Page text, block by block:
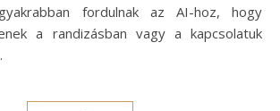
fordulnak az AI-hoz, hogy
a randizásban vagy a kapcsolatuk